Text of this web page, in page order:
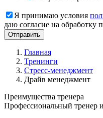
Я принимаю условия
даю согласие на обработку
Главная
Тренинги
Стресс-менеджмент
Драйв менеджмент
Преимущества тренера
Профессиональный тренер